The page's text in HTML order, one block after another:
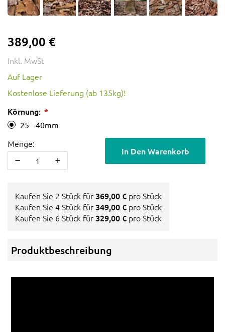
389,00 €
Inkl. MwSt
Auf Lager
Kostenlose Lieferung (ab 135kg)!
Körnung:
25 - 40mm
Menge:
In Den Warenkorb
Kaufen Sie 2 Stück für369,00 € pro Stück
Kaufen Sie 4 Stück für349,00 € pro Stück
Kaufen Sie 6 Stück für329,00 € pro Stück
Produktbeschreibung